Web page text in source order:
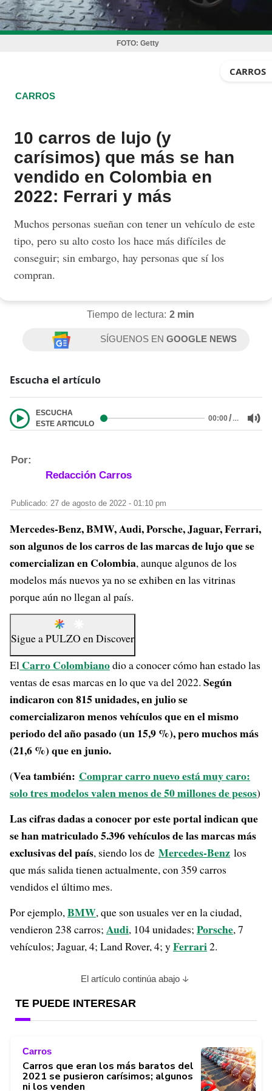
FOTO: Getty
CARROS
CARROS
10 carros de lujo (y
carísimos) que más se han
vendido en Colombia en
2022: Ferrari y más
Muchos personas sueñan con tener un vehículo de este
tipo, pero su alto costo los hace más difíciles de
conseguir; sin embargo, hay personas que sí los
compran.
Tiempo de lectura: 2 min
SÍGUENOS ENGOOGLE NEWS
Escucha el artículo
ESCUCHA
ESTE ARTICULO
00:00/…
Por:
Redacción Carros
Publicado: 27 de agosto de 2022 - 01:10 pm
Mercedes-Benz, BMW, Audi, Porsche, Jaguar, Ferrari,
son algunos de los carros de las marcas de lujo que se
comercializan en Colombia, aunque algunos de los
modelos más nuevos ya no se exhiben en las vitrinas
porque aún no llegan al país.
Sigue aPULZO enDiscover
El Carro Colombianodio a conocer cómo han estado las
ventas de esas marcas en lo que va del 2022. Según
indicaron con 815 unidades, en julio se
comercializaron menos vehículos que en el mismo
periodo del año pasado (un 15,9 %), pero muchos más
(21,6 %) que en junio.
(Vea también: Comprar carro nuevo está muy caro:
solo tres modelos valen menos de 50 millones de pesos)
Las cifras dadas a conocer por este portal indican que
se han matriculado 5.396 vehículos de las marcas más
exclusivas del país, siendo los de Mercedes-Benz los
que más salida tienen actualmente, con 359 carros
vendidos el último mes.
Por ejemplo,BMW, que son usuales ver en la ciudad,
vendieron 238 carros; Audi, 104 unidades; Porsche, 7
vehículos; Jaguar, 4; Land Rover, 4; yFerrari2.
El artículo continúa abajo
TE PUEDE INTERESAR
Carros
Carros que eran los más baratos del
2021 se pusieron carísimos; algunos
ni los venden